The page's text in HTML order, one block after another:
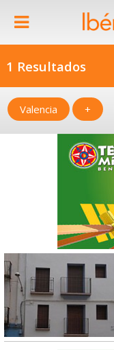
1 Resultados
Valencia +